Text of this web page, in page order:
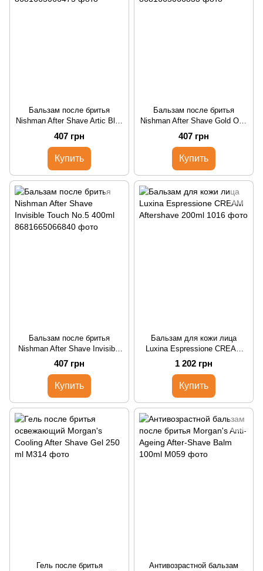
Бальзам после бритья
Nishman After Shave Artic Blue
No.2 400ml
407 грн
Купить
Бальзам после бритья
Nishman After Shave Gold One
No.4 400ml
407 грн
Купить
Бальзам после бритья
Nishman After Shave Invisible
Touch No.5 400ml
407 грн
Купить
Бальзам для кожи лица
Luxina Espressione CREAM
Aftershave 200ml
1 202 грн
Купить
Гель после бритья
Антивозрастной бальзам